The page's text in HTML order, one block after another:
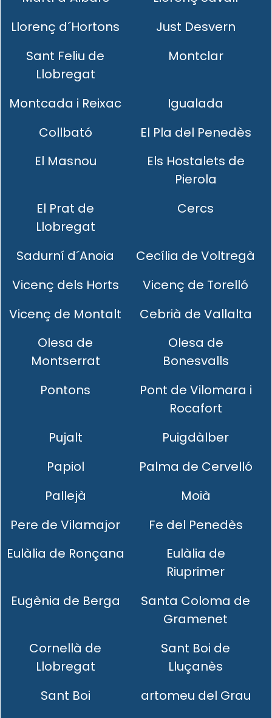
Llorenç d´Hortons
Just Desvern
Sant Feliu de
Llobregat
Montclar
Montcada i Reixac
Igualada
Collbató
El Pla del Penedès
El Masnou
Els Hostalets de
Pierola
El Prat de
Llobregat
Cercs
Sadurní d´Anoia
Cecília de Voltregà
Vicenç dels Horts
Vicenç de Torelló
Vicenç de Montalt
Cebrià de Vallalta
Olesa de
Montserrat
Olesa de
Bonesvalls
Pontons
Pont de Vilomara i
Rocafort
Pujalt
Puigdàlber
Papiol
Palma de Cervelló
Pallejà
Moià
Pere de Vilamajor
Fe del Penedès
Eulàlia de Ronçana
Eulàlia de
Riuprimer
Eugènia de Berga
Santa Coloma de
Gramenet
Cornellà de
Llobregat
Sant Boi de
Lluçanès
Sant Boi
artomeu del Grau